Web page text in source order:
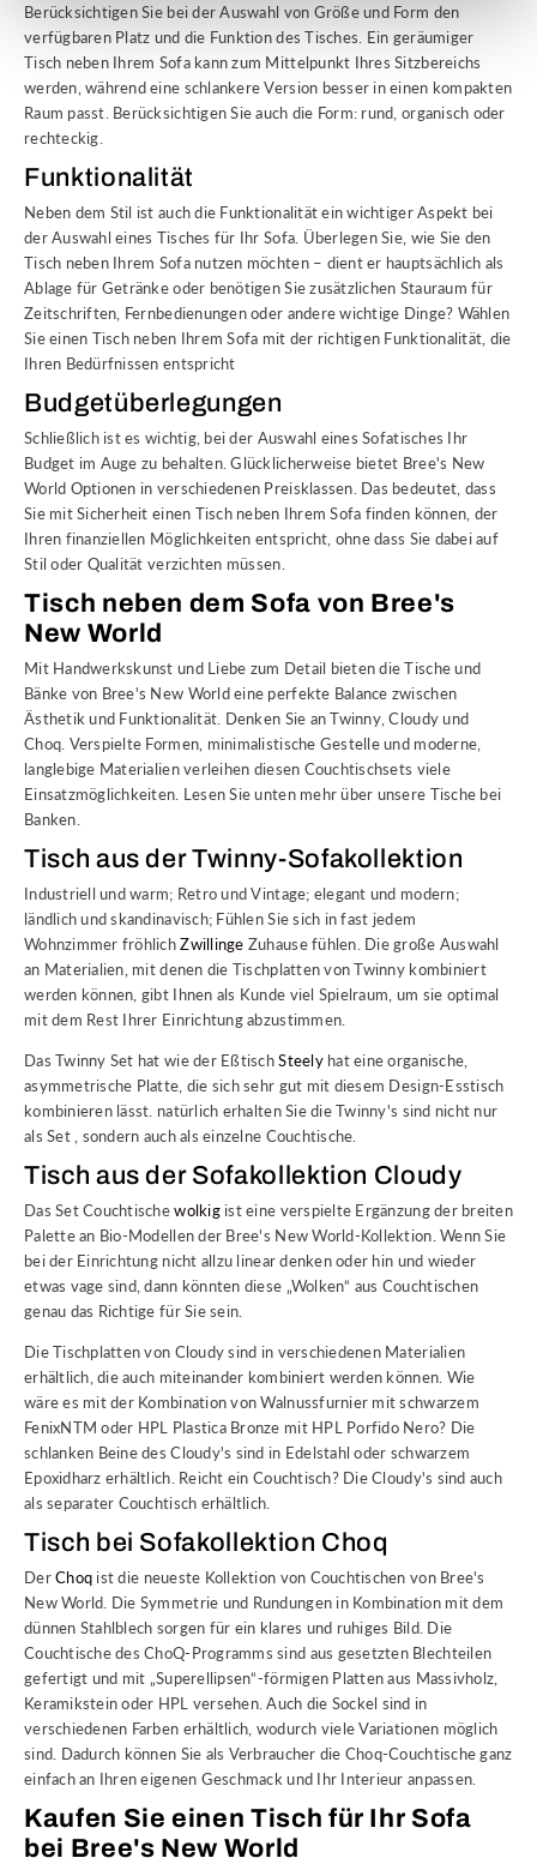
Berücksichtigen Sie bei der Auswahl von Größe und Form den
verfügbaren Platz und die Funktion des Tisches. Ein geräumiger
Tisch neben Ihrem Sofa kann zum Mittelpunkt Ihres Sitzbereichs
werden, während eine schlankere Version besser in einen kompakten
Raum passt. Berücksichtigen Sie auch die Form: rund, organisch oder
rechteckig.
Funktionalität
Neben dem Stil ist auch die Funktionalität ein wichtiger Aspekt bei
der Auswahl eines Tisches für Ihr Sofa. Überlegen Sie, wie Sie den
Tisch neben Ihrem Sofa nutzen möchten – dient er hauptsächlich als
Ablage für Getränke oder benötigen Sie zusätzlichen Stauraum für
Zeitschriften, Fernbedienungen oder andere wichtige Dinge? Wählen
Sie einen Tisch neben Ihrem Sofa mit der richtigen Funktionalität, die
Ihren Bedürfnissen entspricht
Budgetüberlegungen
Schließlich ist es wichtig, bei der Auswahl eines Sofatisches Ihr
Budget im Auge zu behalten. Glücklicherweise bietet Bree's New
World Optionen in verschiedenen Preisklassen. Das bedeutet, dass
Sie mit Sicherheit einen Tisch neben Ihrem Sofa finden können, der
Ihren finanziellen Möglichkeiten entspricht, ohne dass Sie dabei auf
Stil oder Qualität verzichten müssen.
Tisch neben dem Sofa von Bree's
New World
Mit Handwerkskunst und Liebe zum Detail bieten die Tische und
Bänke von Bree's New World eine perfekte Balance zwischen
Ästhetik und Funktionalität. Denken Sie an Twinny, Cloudy und
Choq. Verspielte Formen, minimalistische Gestelle und moderne,
langlebige Materialien verleihen diesen Couchtischsets viele
Einsatzmöglichkeiten. Lesen Sie unten mehr über unsere Tische bei
Banken.
Tisch aus der Twinny-Sofakollektion
Industriell und warm; Retro und Vintage; elegant und modern;
ländlich und skandinavisch; Fühlen Sie sich in fast jedem
Wohnzimmer fröhlichZwillinge Zuhause fühlen. Die große Auswahl
an Materialien, mit denen die Tischplatten von Twinny kombiniert
werden können, gibt Ihnen als Kunde viel Spielraum, um sie optimal
mit dem Rest Ihrer Einrichtung abzustimmen.
Das Twinny Set hat wie der EßtischSteelyhat eine organische,
asymmetrische Platte, die sich sehr gut mit diesem Design-Esstisch
kombinieren lässt. natürlich erhalten Sie die Twinny's sind nicht nur
als Set , sondern auch als einzelne Couchtische.
Tisch aus der Sofakollektion Cloudy
Das Set Couchtischewolkigist eine verspielte Ergänzung der breiten
Palette an Bio-Modellen der Bree's New World-Kollektion. Wenn Sie
bei der Einrichtung nicht allzu linear denken oder hin und wieder
etwas vage sind, dann könnten diese „Wolken“ aus Couchtischen
genau das Richtige für Sie sein.
Die Tischplatten von Cloudy sind in verschiedenen Materialien
erhältlich, die auch miteinander kombiniert werden können. Wie
wäre es mit der Kombination von Walnussfurnier mit schwarzem
FenixNTM oder HPL Plastica Bronze mit HPL Porfido Nero? Die
schlanken Beine des Cloudy's sind in Edelstahl oder schwarzem
Epoxidharz erhältlich. Reicht ein Couchtisch? Die Cloudy's sind auch
als separater Couchtisch erhältlich.
Tisch bei Sofakollektion Choq
DerChoqist die neueste Kollektion von Couchtischen von Bree's
New World. Die Symmetrie und Rundungen in Kombination mit dem
dünnen Stahlblech sorgen für ein klares und ruhiges Bild. Die
Couchtische des ChoQ-Programms sind aus gesetzten Blechteilen
gefertigt und mit „Superellipsen“-förmigen Platten aus Massivholz,
Keramikstein oder HPL versehen. Auch die Sockel sind in
verschiedenen Farben erhältlich, wodurch viele Variationen möglich
sind. Dadurch können Sie als Verbraucher die Choq-Couchtische ganz
einfach an Ihren eigenen Geschmack und Ihr Interieur anpassen.
Kaufen Sie einen Tisch für Ihr Sofa
bei Bree's New World